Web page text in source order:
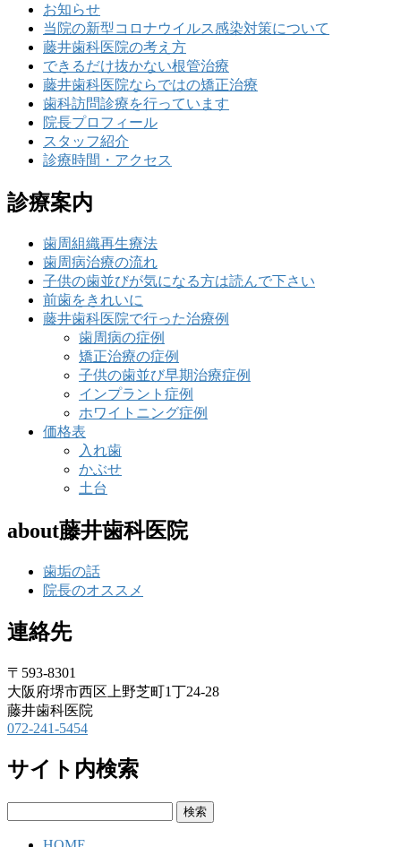
お知らせ
当院の新型コロナウイルス感染対策について
藤井歯科医院の考え方
できるだけ抜かない根管治療
藤井歯科医院ならではの矯正治療
歯科訪問診療を行っています
院長プロフィール
スタッフ紹介
診療時間・アクセス
診療案内
歯周組織再生療法
歯周病治療の流れ
子供の歯並びが気になる方は読んで下さい
前歯をきれいに
藤井歯科医院で行った治療例
歯周病の症例
矯正治療の症例
子供の歯並び早期治療症例
インプラント症例
ホワイトニング症例
価格表
入れ歯
かぶせ
土台
about藤井歯科医院
歯垢の話
院長のオススメ
連絡先
〒593-8301
大阪府堺市西区上野芝町1丁24-28
藤井歯科医院
072-241-5454
サイト内検索